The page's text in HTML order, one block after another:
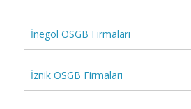
İnegöl OSGB Firmaları
İznik OSGB Firmaları